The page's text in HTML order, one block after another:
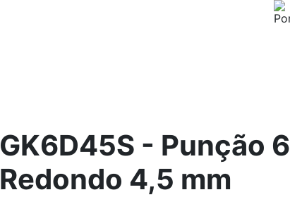
GK6D45S - Punção 6
Redondo 4,5 mm